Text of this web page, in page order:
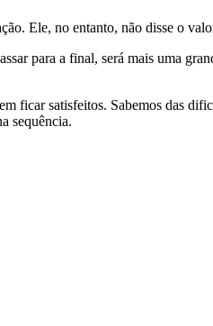
Ele, no entanto, não disse o
para a final, será mais uma
ficar satisfeitos. Sabemos das
sequência.